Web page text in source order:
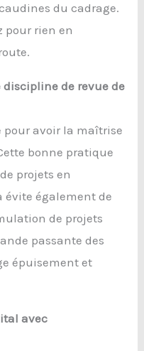
du cadrage.
pour rien en
discipline de revue de
avoir la maîtrise
bonne pratique
projets en
évite également de
de projets
passante des
épuisement et
avec